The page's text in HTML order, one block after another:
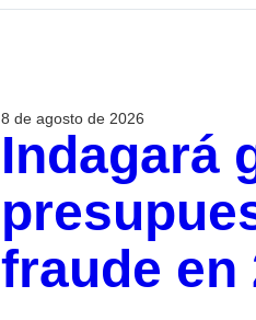
8 de agosto de 2026
Indagará
fraude en